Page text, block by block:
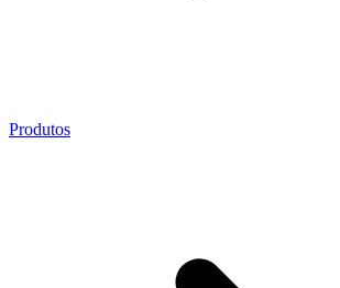
Produtos